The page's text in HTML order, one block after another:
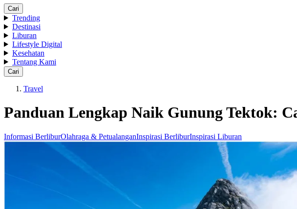
Cari
Trending
Destinasi
Liburan
Lifestyle Digital
Kesehatan
Tentang Kami
Cari
Travel
Panduan Lengkap Naik Gunung Tektok:
Informasi BerliburOlahraga & PetualanganInspirasi BerliburInspirasi Liburan